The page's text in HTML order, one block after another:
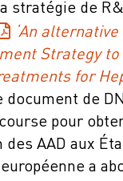
stratégie de
‘An
Strategy to
for
document de
pour
des AAD aux
a